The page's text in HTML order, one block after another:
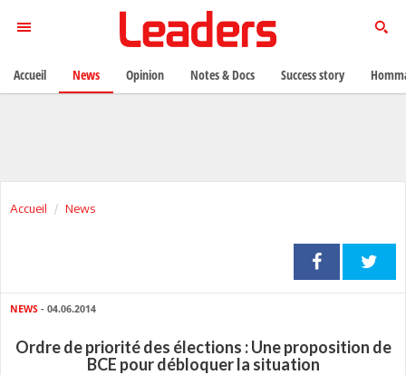
Accueil News
NEWS - 04.06.2014
Ordre de priorité des élections : Une proposition de
BCE pour débloquer la situation
Accueil News Opinion Notes & Docs Success story